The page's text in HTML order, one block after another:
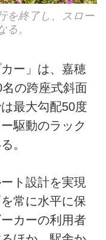
を終了し、スロー
。
ー」は、嘉穂
の跨座式斜面
最大勾配50度
駆動のラック
。
ト設計を実現
常に水平に保
カーの利用者